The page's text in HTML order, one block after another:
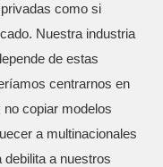
como si
Nuestra industria
de estas
centrarnos en
copiar modelos
a multinacionales
a nuestros